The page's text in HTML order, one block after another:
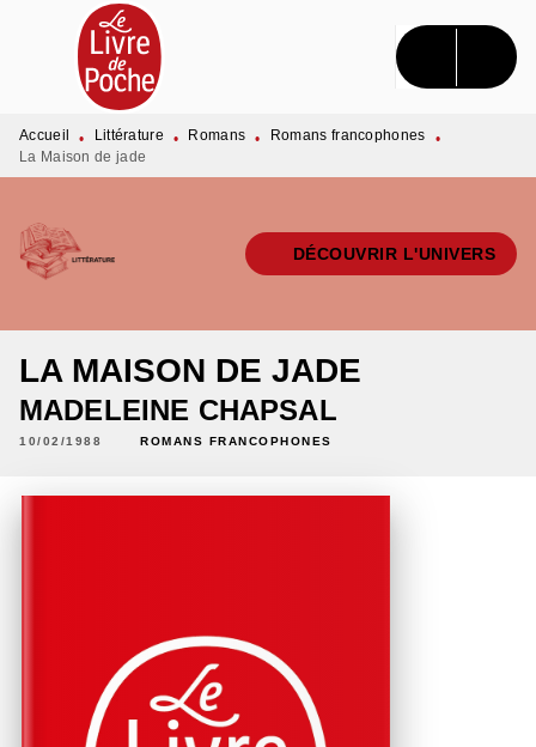
MENU RECHERCHE CONTENU
PIED DE PAGE
Accueil • Littérature • Romans • Romans francophones
•
La Maison de jade
DÉCOUVRIR L'UNIVERS
LA MAISON DE JADE
MADELEINE CHAPSAL
10/02/1988 ROMANS FRANCOPHONES